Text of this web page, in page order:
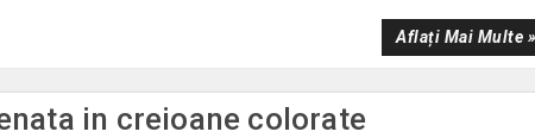
Aflați Mai Multe »
in creioane colorate